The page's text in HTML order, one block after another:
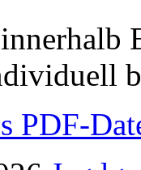
PDF-